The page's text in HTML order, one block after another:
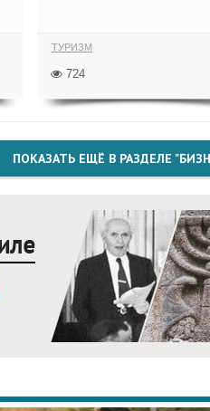
ТУРИЗМ
724
ПОКАЗАТЬ ЕЩЁ В РАЗДЕЛЕ